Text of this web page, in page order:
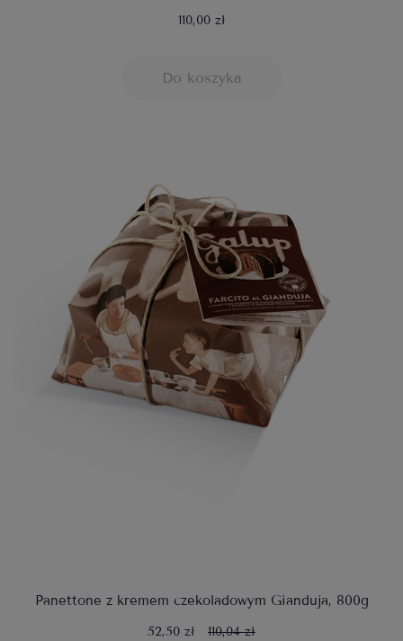
110,00 zł
Do koszyka
Panettone z kremem czekoladowym Gianduja, 800g
52,50 zł 110,04 zł